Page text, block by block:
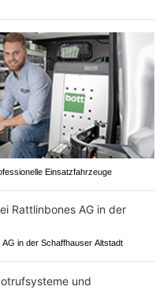
Einsatzfahrzeuge
in der Schaffhauser Altstadt